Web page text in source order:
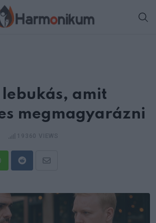
lebukás, amit
megmagyarázni
RedditShare
Email